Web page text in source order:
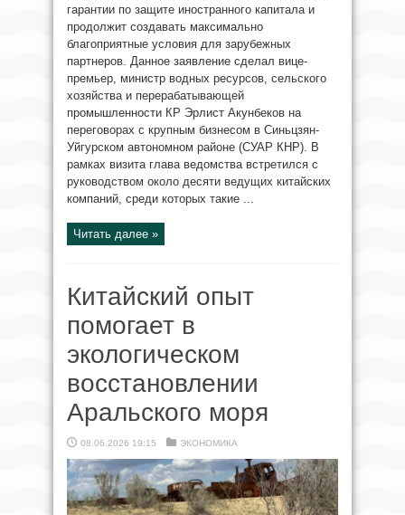
гарантии по защите иностранного капитала и
продолжит создавать максимально
благоприятные условия для зарубежных
партнеров. Данное заявление сделал вице-
премьер, министр водных ресурсов, сельского
хозяйства и перерабатывающей
промышленности КР Эрлист Акунбеков на
переговорах с крупным бизнесом в Синьцзян-
Уйгурском автономном районе (СУАР КНР). В
рамках визита глава ведомства встретился с
руководством около десяти ведущих китайских
компаний, среди которых такие ...
Читать далее »
Китайский опыт
помогает в
экологическом
восстановлении
Аральского моря
08.06.2026 19:15 ЭКОНОМИКА